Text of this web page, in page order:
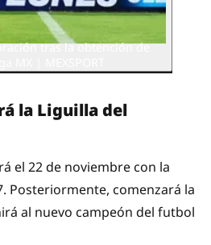
tras la obtención de
la Liguilla del
el 22 de noviembre con la
Posteriormente, comenzará la
al nuevo campeón del futbol